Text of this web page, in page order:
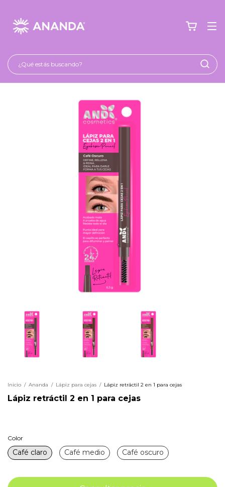
Inicio / Ananda / Lápiz para cejas / Lápiz retráctil 2 en 1 para cejas
Lápiz retráctil 2 en 1 para cejas
Color
Café claro Café medio Café oscuro